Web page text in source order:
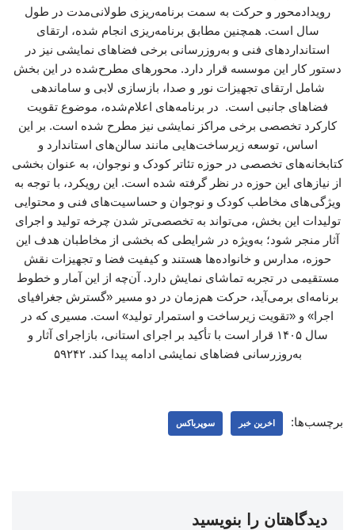
رویدادمحور و حرکت به سمت برنامه‌ریزی طولانی‌مدت در طول
سال است. همچنین مطابق برنامه‌ریزی انجام شده، ارتقای
استانداردهای فنی و به‌روزرسانی برخی فضاهای نمایشی نیز در
دستور کار این موسسه قرار دارد. محورهای مطرح‌شده در این بخش
شامل ارتقای تجهیزات نور و صدا، بازسازی لابی و ساماندهی
فضاهای جانبی است. در برنامه‌های اعلام‌شده، موضوع تقویت
کارکرد تخصصی برخی مراکز نمایشی نیز مطرح شده است. بر این
اساس، توسعه زیرساخت‌هایی مانند سالن‌های استاندارد و
کتابخانه‌های تخصصی در حوزه تئاتر کودک و نوجوان، به عنوان بخشی
از نیازهای این حوزه در نظر گرفته شده است. این رویکرد، با توجه به
ویژگی‌های مخاطب کودک و نوجوان و حساسیت‌های فنی و محتوایی
تولیدات این بخش، می‌تواند به تخصصی‌تر شدن چرخه تولید و اجرای
آثار منجر شود؛ به‌ویژه در شرایطی که بخشی از مخاطبان هدف این
حوزه، مدارس و خانواده‌ها هستند و کیفیت فضا و تجهیزات نقش
مستقیمی در تجربه تماشای نمایش دارد. آن‌چه از این آمار و خطوط
برنامه‌ای برمی‌آید، حرکت هم‌زمان در دو مسیر «گسترش جغرافیای
اجرا» و «تقویت زیرساخت و استمرار تولید» است. مسیری که در
سال ۱۴۰۵ قرار است با تأکید بر اجرای استانی، بازاجرای آثار و
به‌روزرسانی فضاهای نمایشی ادامه پیدا کند. ۵۹۲۴۲
برچسب‌ها: اخرین خبر سوپرباکس
دیدگاهتان را بنویسید